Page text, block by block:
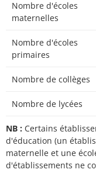
Nombre d'écoles
maternelles
Nombre d'écoles
primaires
Nombre de collèges
Nombre de lycées
NB : Certains
d'éducation (un
maternelle et une
d'établissements ne